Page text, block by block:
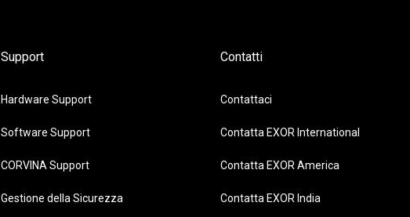
Support
Hardware Support
Software Support
CORVINA Support
Gestione della Sicurezza
Contatti
Contattaci
Contatta EXOR International
Contatta EXOR America
Contatta EXOR India